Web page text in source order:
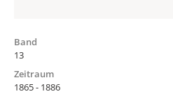
Band
13
Zeitraum
1865 - 1886